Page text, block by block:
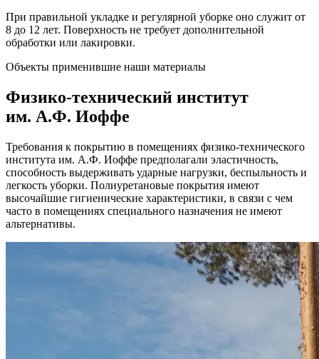
При правильной укладке и регулярной уборке оно служит от
8 до 12 лет. Поверхность не требует дополнительной
обработки или лакировки.
Объекты применившие наши материалы
Физико-технический институт
им. А.Ф. Иоффе
Требования к покрытию в помещениях физико-технического
института им. А.Ф. Иоффе предполагали эластичность,
способность выдерживать ударные нагрузки, беспыльность и
легкость уборки. Полиуретановые покрытия имеют
высочайшие гигиенические характеристики, в связи с чем
часто в помещениях специального назначения не имеют
альтернативы.